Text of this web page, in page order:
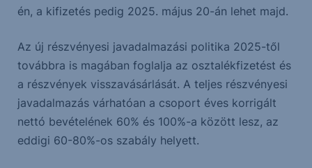
én, a kifizetés pedig 2025. május 20-án lehet majd.
Az új részvényesi javadalmazási politika 2025-től
továbbra is magában foglalja az osztalékfizetést és
a részvények visszavásárlását. A teljes részvényesi
javadalmazás várhatóan a csoport éves korrigált
nettó bevételének 60% és 100%-a között lesz, az
eddigi 60-80%-os szabály helyett.